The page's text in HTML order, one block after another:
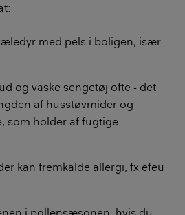
med pels i boligen, især
og vaske sengetøj ofte - det
af husstøvmider og
som holder af fugtige
kan fremkalde allergi, fx efeu